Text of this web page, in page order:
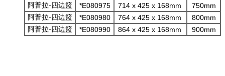
阿普拉-四边篮
*E080975 714 x 425 x 168mm
750mm
阿普拉-四边篮
*E080980 764 x 425 x 168mm
800mm
阿普拉-四边篮
*E080990 864 x 425 x 168mm 900mm